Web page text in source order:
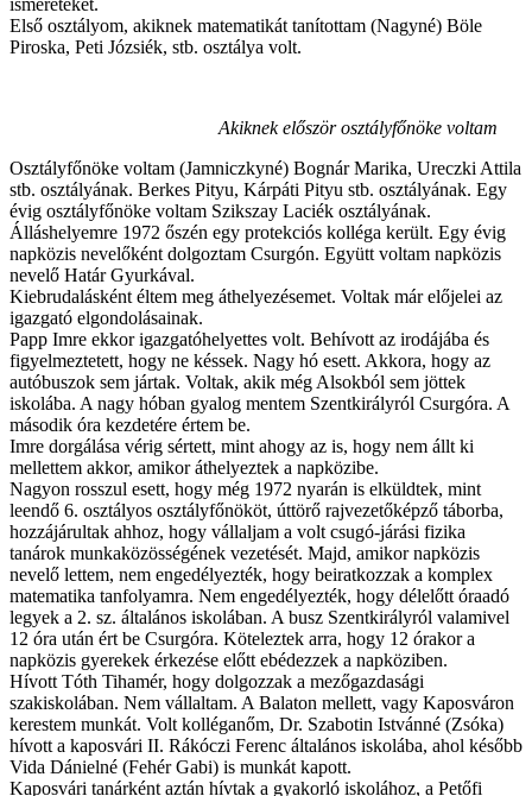
ismereteket.
Első osztályom, akiknek matematikát tanítottam (Nagyné) Böle
Piroska, Peti Józsiék, stb. osztálya volt.
Akiknek először osztályfőnöke voltam
Osztályfőnöke voltam (Jamniczkyné) Bognár Marika, Ureczki Attila
stb. osztályának. Berkes Pityu, Kárpáti Pityu stb. osztályának. Egy
évig osztályfőnöke voltam Szikszay Laciék osztályának.
Álláshelyemre 1972 őszén egy protekciós kolléga került. Egy évig
napközis nevelőként dolgoztam Csurgón. Együtt voltam napközis
nevelő Határ Gyurkával.
Kiebrudalásként éltem meg áthelyezésemet. Voltak már előjelei az
igazgató elgondolásainak.
Papp Imre ekkor igazgatóhelyettes volt. Behívott az irodájába és
figyelmeztetett, hogy ne késsek. Nagy hó esett. Akkora, hogy az
autóbuszok sem jártak. Voltak, akik még Alsokból sem jöttek
iskolába. A nagy hóban gyalog mentem Szentkirályról Csurgóra. A
második óra kezdetére értem be.
Imre dorgálása vérig sértett, mint ahogy az is, hogy nem állt ki
mellettem akkor, amikor áthelyeztek a napközibe.
Nagyon rosszul esett, hogy még 1972 nyarán is elküldtek, mint
leendő 6. osztályos osztályfőnököt, úttörő rajvezetőképző táborba,
hozzájárultak ahhoz, hogy vállaljam a volt csugó-járási fizika
tanárok munkaközösségének vezetését. Majd, amikor napközis
nevelő lettem, nem engedélyezték, hogy beiratkozzak a komplex
matematika tanfolyamra. Nem engedélyezték, hogy délelőtt óraadó
legyek a 2. sz. általános iskolában. A busz Szentkirályról valamivel
12 óra után ért be Csurgóra. Köteleztek arra, hogy 12 órakor a
napközis gyerekek érkezése előtt ebédezzek a napköziben.
Hívott Tóth Tihamér, hogy dolgozzak a mezőgazdasági
szakiskolában. Nem vállaltam. A Balaton mellett, vagy Kaposváron
kerestem munkát. Volt kolléganőm, Dr. Szabotin Istvánné (Zsóka)
hívott a kaposvári II. Rákóczi Ferenc általános iskolába, ahol később
Vida Dánielné (Fehér Gabi) is munkát kapott.
Kaposvári tanárként aztán hívtak a gyakorló iskolához, a Petőfi